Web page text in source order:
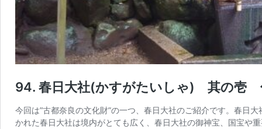
94. 春日大社(かすがたいしゃ) 其の壱
今回は”古都奈良の文化財”の一つ、春日大社のご紹介です。春日
かれた春日大社は境内がとても広く、春日大社の御神宝、国宝や